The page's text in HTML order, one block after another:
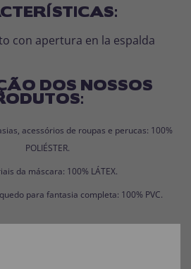
con apertura en la espalda
DOS NOSSOS
acessórios de roupas e perucas: 100%
POLIÉSTER.
da máscara: 100% LÁTEX.
para fantasia completa: 100% PVC.